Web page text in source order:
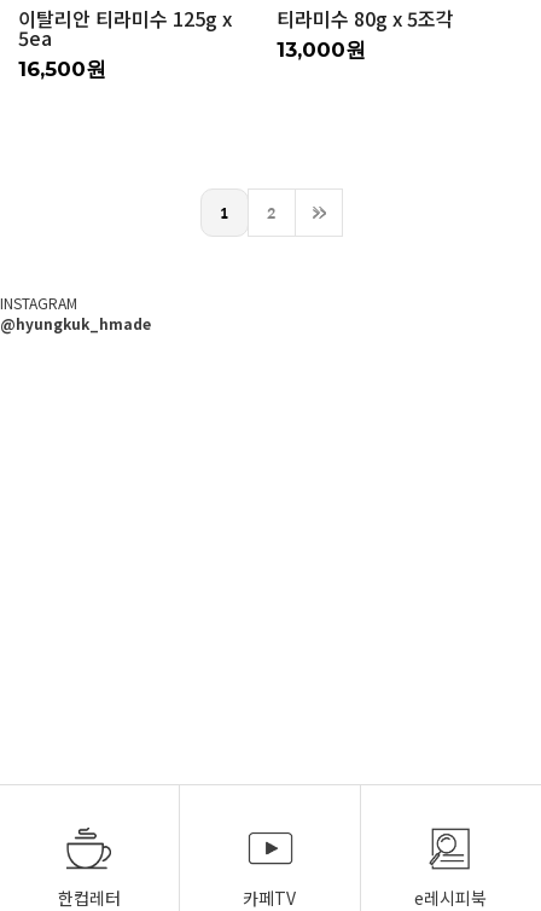
이탈리안 티라미수 125g x
5ea
16,500원
티라미수 80g x 5조각
13,000원
1 2 >>
INSTAGRAM
@hyungkuk_hmade
한컵레터 카페TV e레시피북